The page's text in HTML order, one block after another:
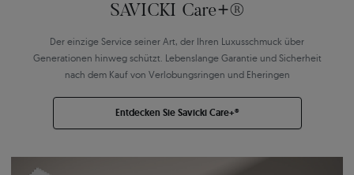
SAVICKI Care+®
Der einzige Service seiner Art, der Ihren Luxusschmuck über
Generationen hinweg schützt. Lebenslange Garantie und Sicherheit
nach dem Kauf von Verlobungsringen und Eheringen
Entdecken Sie Savicki Care+®